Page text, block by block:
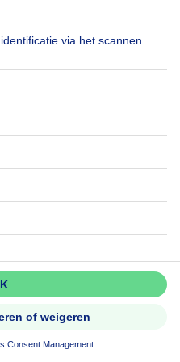
alert
en wees als
van nieuwe